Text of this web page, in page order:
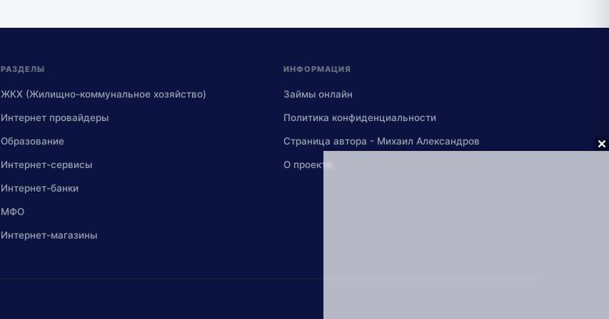
РАЗДЕЛЫ
ЖКХ (Жилищно-коммунальное хозяйство)
Интернет провайдеры
Образование
Интернет-сервисы
Интернет-банки
МФО
Интернет-магазины
ИНФОРМАЦИЯ
Займы онлайн
Политика конфиденциальности
Страница автора - Михаил Александров
О проекте